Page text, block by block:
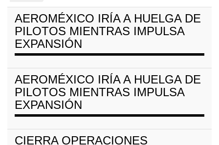
AEROMÉXICO IRÍA A HUELGA DE
PILOTOS MIENTRAS IMPULSA
EXPANSIÓN
AEROMÉXICO IRÍA A HUELGA DE
PILOTOS MIENTRAS IMPULSA
EXPANSIÓN
CIERRA OPERACIONES